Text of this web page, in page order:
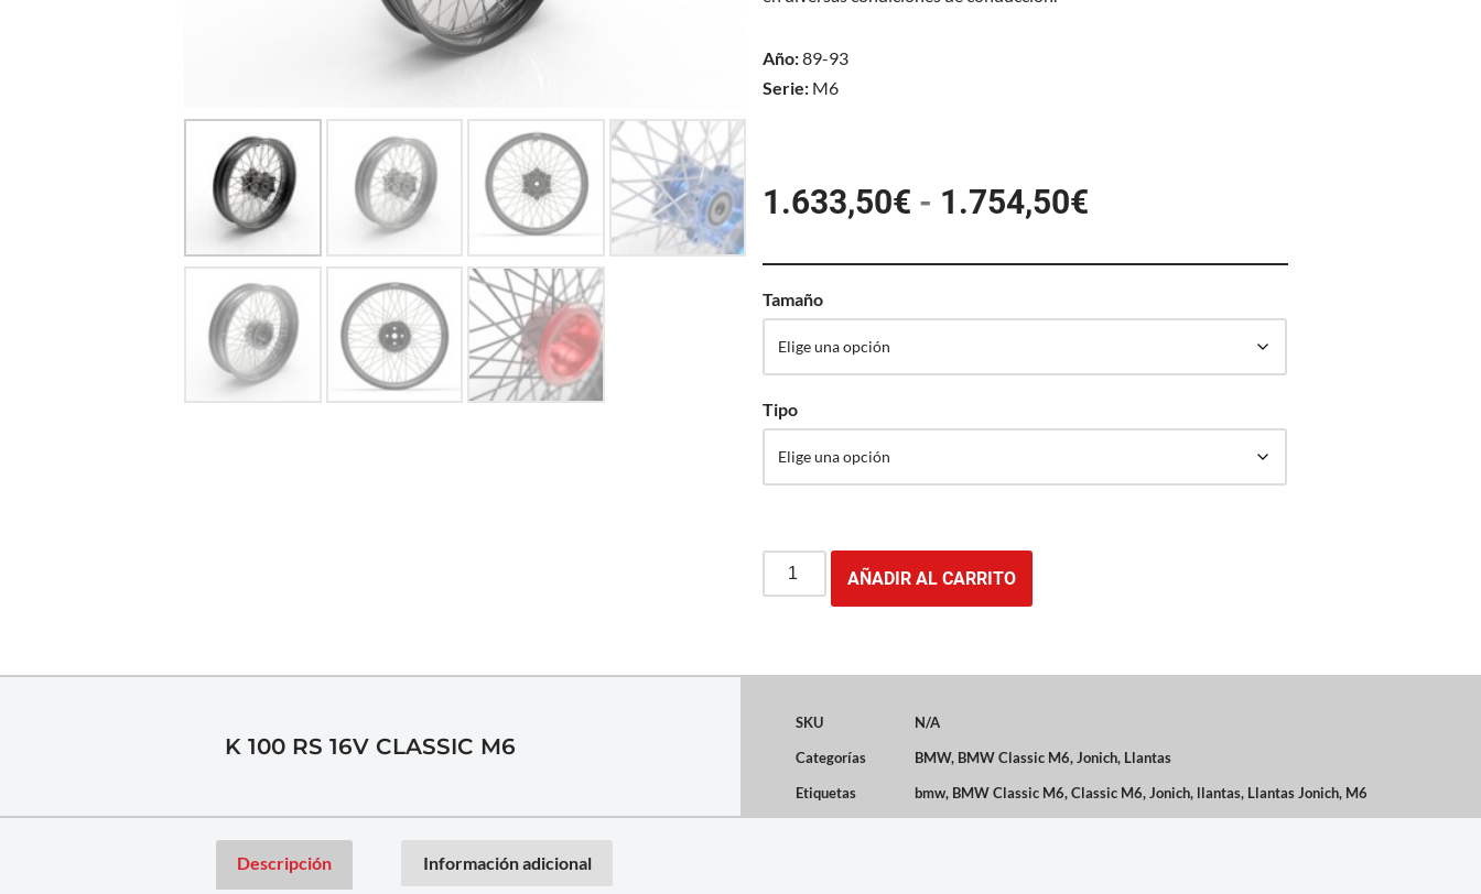
Año:89-93
Serie: M6
1.633,50€ - 1.754,50€
Tamaño
Tipo
AÑADIR AL CARRITO
K 100 RS 16V CLASSIC M6
SKU
N/A
Categorías
BMW, BMW Classic M6,Jonich, Llantas
Etiquetas
bmw, BMW Classic M6,Classic M6,Jonich, llantas, Llantas Jonich, M6
Descripción Información adicional